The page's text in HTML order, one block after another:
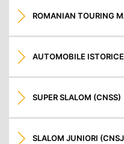
ROMANIAN TOURING
AUTOMOBILE
SUPER SLALOM (CNSS)
SLALOM JUNIORI